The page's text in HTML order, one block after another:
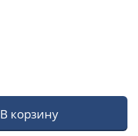
В корзину